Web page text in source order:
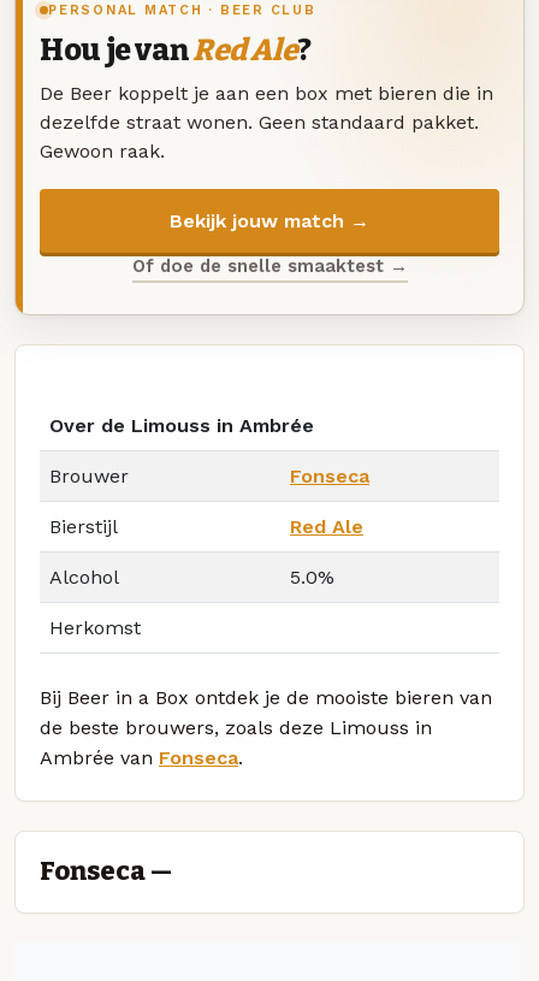
PERSONAL MATCH · BEER CLUB
Hou je vanRed Ale?
De Beer koppelt je aan een box met bieren die in
dezelfde straat wonen. Geen standaard pakket.
Gewoon raak.
Bekijk jouw match →
Of doe de snelle smaaktest →
Over de Limouss in Ambrée
Brouwer Fonseca
Bierstijl Red Ale
Alcohol 5.0%
Herkomst
Bij Beer in a Box ontdek je de mooiste bieren van
de beste brouwers, zoals deze Limouss in
Ambrée van Fonseca.
Fonseca —